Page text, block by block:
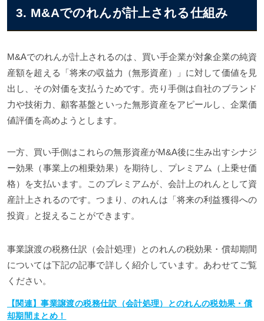
3. M&Aでのれんが計上される仕組み
M&Aでのれんが計上されるのは、買い手企業が対象企業の純資
産額を超える「将来の収益力（無形資産）」に対して価値を見
出し、その対価を支払うためです。売り手側は自社のブランド
力や技術力、顧客基盤といった無形資産をアピールし、企業価
値評価を高めようとします。
一方、買い手側はこれらの無形資産がM&A後に生み出すシナジ
ー効果（事業上の相乗効果）を期待し、プレミアム（上乗せ価
格）を支払います。このプレミアムが、会計上のれんとして資
産計上されるのです。つまり、のれんは「将来の利益獲得への
投資」と捉えることができます。
事業譲渡の税務仕訳（会計処理）とのれんの税効果・償却期間
については下記の記事で詳しく紹介しています。あわせてご覧
ください。
【関連】事業譲渡の税務仕訳（会計処理）とのれんの税効果・償
却期間まとめ！